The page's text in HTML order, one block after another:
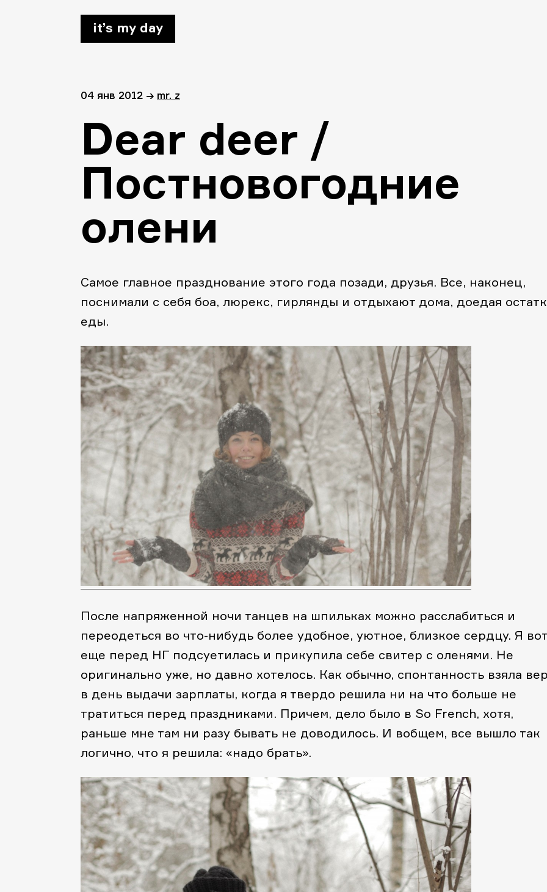
it’s my day
04 янв 2012 → mr. z
Dear deer /
Постновогодние
олени
Самое главное празднование этого года позади, друзья. Все, наконец,
поснимали с себя боа, люрекс, гирлянды и отдыхают дома, доедая
еды.
После напряженной ночи танцев на шпильках можно расслабиться и
переодеться во что-нибудь более удобное, уютное, близкое сердцу. Я вот
еще перед НГ подсуетилась и прикупила себе свитер с оленями. Не
оригинально уже, но давно хотелось. Как обычно, спонтанность взяла
в день выдачи зарплаты, когда я твердо решила ни на что больше не
тратиться перед праздниками. Причем, дело было в So French, хотя,
раньше мне там ни разу бывать не доводилось. И вобщем, все вышло так
логично, что я решила: «надо брать».